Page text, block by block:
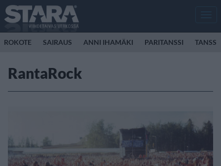
ROKOTE SAIRAUS ANNI IHAMÄKI PARITANSSI TANSSI
RantaRock